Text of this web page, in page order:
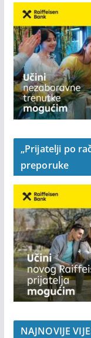
„Prijatelji po
preporuke
NAJNOVIJE